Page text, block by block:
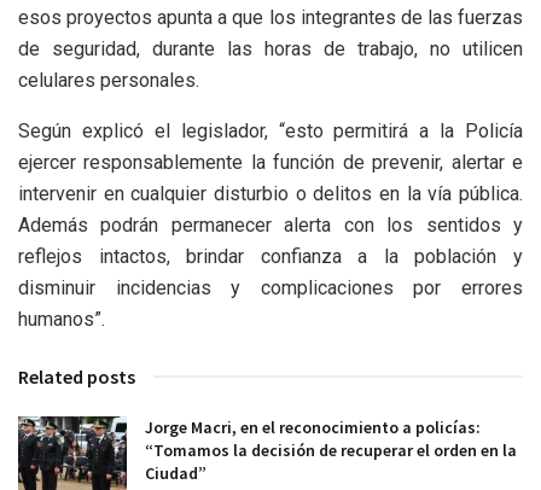
esos proyectos apunta a que los integrantes de las fuerzas
de seguridad, durante las horas de trabajo, no utilicen
celulares personales.
Según explicó el legislador, “esto permitirá a la Policía
ejercer responsablemente la función de prevenir, alertar e
intervenir en cualquier disturbio o delitos en la vía pública.
Además podrán permanecer alerta con los sentidos y
reflejos intactos, brindar confianza a la población y
disminuir incidencias y complicaciones por errores
humanos”.
Related posts
Jorge Macri, en el reconocimiento a policías:
“Tomamos la decisión de recuperar el orden en la
Ciudad”